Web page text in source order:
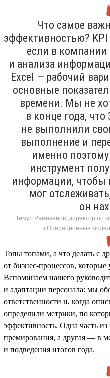
Что самое
эффективностью? KPI
если в компании
и анализа
Excel — рабочий
основные
времени. Мы не
в конце года, что
не выполнили
выполнение и
именно
инструмент
информации, чтобы
мог
он
Тимур Рамазанов, директор по
«Операционные
Топы топами, а что делать с
от бизнес-процессов, которые
Вспоминаем нашего
и адаптации персонала: мы
ответственности и, когда
определили метрики, по
эффективность. Одна часть
премирования, а другая — в
и подведения итогов года.